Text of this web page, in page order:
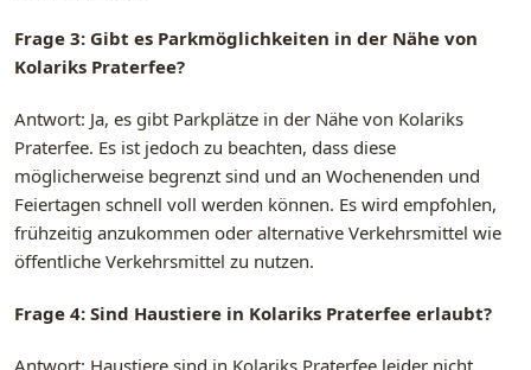
Frage 3: Gibt es Parkmöglichkeiten in der Nähe von
Kolariks Praterfee?
Antwort: Ja, es gibt Parkplätze in der Nähe von Kolariks
Praterfee. Es ist jedoch zu beachten, dass diese
möglicherweise begrenzt sind und an Wochenenden und
Feiertagen schnell voll werden können. Es wird empfohlen,
frühzeitig anzukommen oder alternative Verkehrsmittel wie
öffentliche Verkehrsmittel zu nutzen.
Frage 4: Sind Haustiere in Kolariks Praterfee erlaubt?